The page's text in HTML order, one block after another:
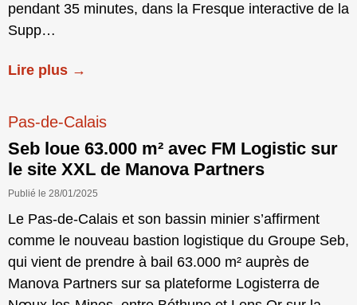
pendant 35 minutes, dans la Fresque interactive de la
Supp…
Lire plus →
Pas-de-Calais
Seb loue 63.000 m² avec FM Logistic sur
le site XXL de Manova Partners
Publié le 28/01/2025
Le Pas-de-Calais et son bassin minier s’affirment
comme le nouveau bastion logistique du Groupe Seb,
qui vient de prendre à bail 63.000 m² auprès de
Manova Partners sur sa plateforme Logisterra de